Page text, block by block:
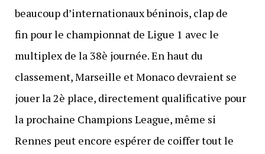
beaucoup d’internationaux béninois, clap de
fin pour le championnat de Ligue 1 avec le
multiplex de la 38è journée. En haut du
classement, Marseille et Monaco devraient se
jouer la 2è place, directement qualificative pour
la prochaine Champions League, même si
Rennes peut encore espérer de coiffer tout le